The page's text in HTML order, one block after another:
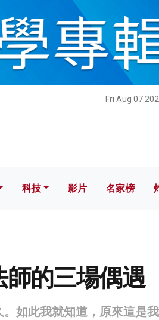
Fri Aug 07
科技 影片 名家榜
科技 影片 名家榜
的三場偶遇
。如此我就知道，原來這是